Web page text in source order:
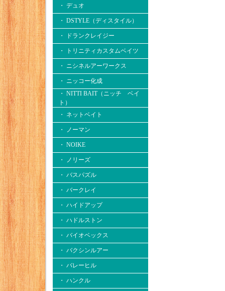
・ デュオ
・ DSTYLE（ディスタイル）
・ ドランクレイジー
・ トリニティカスタムベイツ
・ ニシネルアーワークス
・ ニッコー化成
・ NITTI BAIT（ニッチ ベイ
ト）
・ ネットベイト
・ ノーマン
・ NOIKE
・ ノリーズ
・ バスパズル
・ バークレイ
・ ハイドアップ
・ ハドルストン
・ バイオベックス
・ バクシンルアー
・ バレーヒル
・ ハンクル